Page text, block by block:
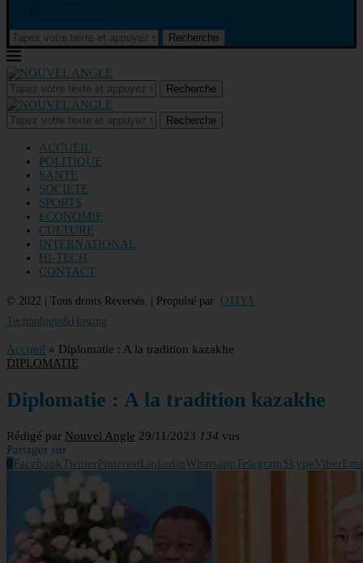
Recherche
Recherche
Recherche
ACCUEIL
POLITIQUE
SANTE
SOCIETE
SPORTS
ECONOMIE
CULTURE
INTERNATIONAL
HI-TECH
CONTACT
© 2022 | Tous droits Reversés. | Propulsé par OTIYA
Technologie&Hosting
Accueil » Diplomatie : A la tradition kazakhe
DIPLOMATIE
Diplomatie : A la tradition kazakhe
Rédigé par Nouvel Angle 29/11/2023 134 vus
Partager sur
0FacebookTwitterPinterestLinkedinWhatsappTelegramSkypeViber